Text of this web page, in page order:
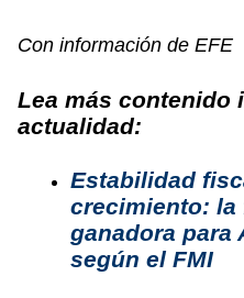
Con información de EFE
Lea más contenido
actualidad:
Estabilidad
crecimiento: la
ganadora para
según el FMI